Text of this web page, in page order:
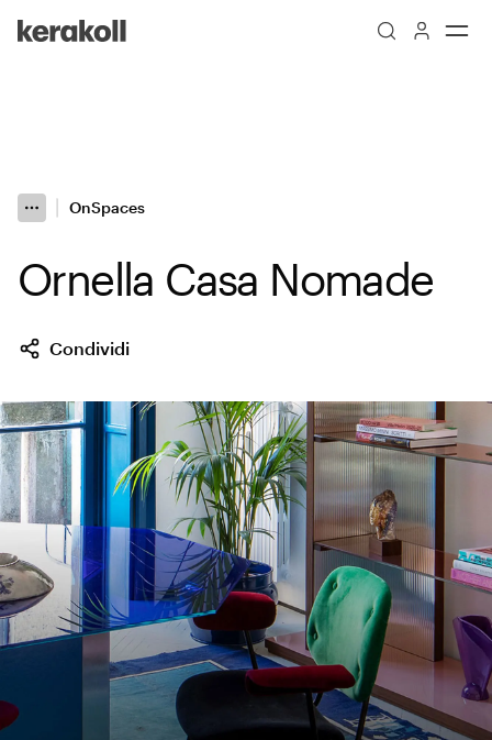
Go to Homepage
More
Toggle menu
OnSpaces
Ornella Casa Nomade
Condividi